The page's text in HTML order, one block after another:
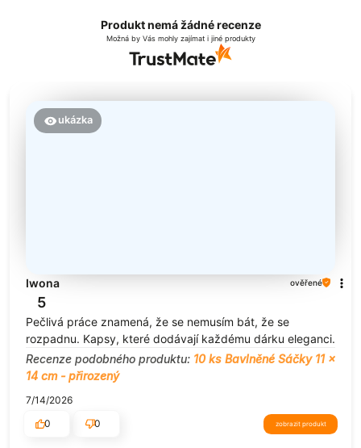
Produkt nemá žádné recenze
Možná by Vás mohly zajímat i jiné produkty
ukázka
Iwona ověřené
5
Pečlivá práce znamená, že se nemusím bát, že se
rozpadnu. Kapsy, které dodávají každému dárku eleganci.
Recenze podobného produktu: 10 ks Bavlněné Sáčky 11 x
14 cm - přirozený
7/14/2026
0
0 zobrazit produkt